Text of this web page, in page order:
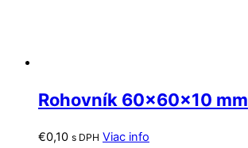
Rohovník 60x60x10 mm
€0,10 s DPH Viac info